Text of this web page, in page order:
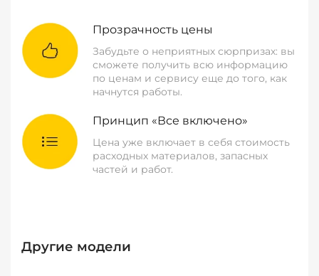
Прозрачность цены
Забудьте о неприятных сюрпризах: вы
сможете получить всю информацию
по ценам и сервису еще до того, как
начнутся работы.
Принцип «Все включено»
Цена уже включает в себя стоимость
расходных материалов, запасных
частей и работ.
Другие модели